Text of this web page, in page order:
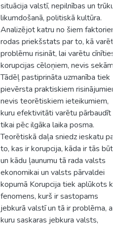
situācija valstī, nepilnības un
likumdošanā, politiskā kultūra.
Analizējot katru no šiem faktoriem
rodas priekšstats par to, kā varētu
problēmu risināt, lai varētu cīnīties
korupcijas cēloņiem, nevis sekām.
Tādēļ pastiprināta uzmanība tiek
pievērsta praktiskiem risinājumiem,
nevis teorētiskiem ieteikumiem,
kuru efektivitāti varētu pārbaudīt
tikai pēc ilgāka laika posma.
Teorētiskā daļa sniedz ieskatu par
to, kas ir korupcija, kāda ir tās
un kādu ļaunumu tā rada valsts
ekonomikai un valsts pārvaldei
kopumā Korupcija tiek aplūkots kā
fenomens, kurš ir sastopams
jebkurā valstī un tā ir problēma, ar
kuru saskaras jebkura valsts,